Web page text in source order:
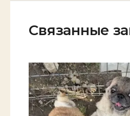
Связанные